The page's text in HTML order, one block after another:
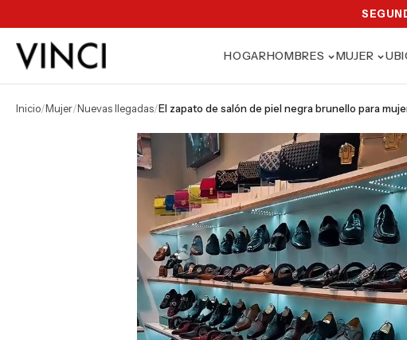
HOGARHOMBRES MUJER
inicio/ mujer/ nuevas llegadas/ el zapato de salón de piel negra brunello para